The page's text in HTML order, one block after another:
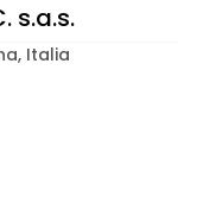
s.a.s.
Italia